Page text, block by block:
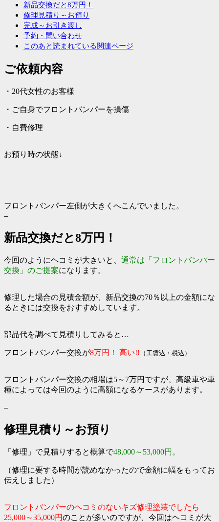
新品交換だと8万円！
修理見積り～お預り
完成～お引き渡し
予約・問い合わせ
このあと読まれている関連ページ
ご依頼内容
・20代女性のお客様
・ご自身でフロントバンパーを損傷
・自費修理
お預り時の状態↓
フロントバンパー左側が大きくへこんでいました。
–
新品交換だと8万円！
今回のようにヘコミが大きいと、 通常は「フロントバンパー
交換」のご提案になります。
修理した場合の見積金額が、新品交換の70％以上の金額にな
るときには交換をおすすめしています。
部品代を調べて見積りしてみると…
フロントバンパー交換が8万円！ 高い!! （工賃込・税込）
フロントバンパー交換の相場は5～7万円ですが、高級車や車
種によっては今回のように高額になるケースがあります。
–
修理見積り～お預り
「修理」で見積りすると概算で48,000～53,000円。
（修理に要する時間が読めなかったので金額に幅をもってお
伝えしました）
フロントバンパーのヘコミのないキズ修理塗装でしたら
25,000～35,000円のことが多いのですが、今回はヘコミが大